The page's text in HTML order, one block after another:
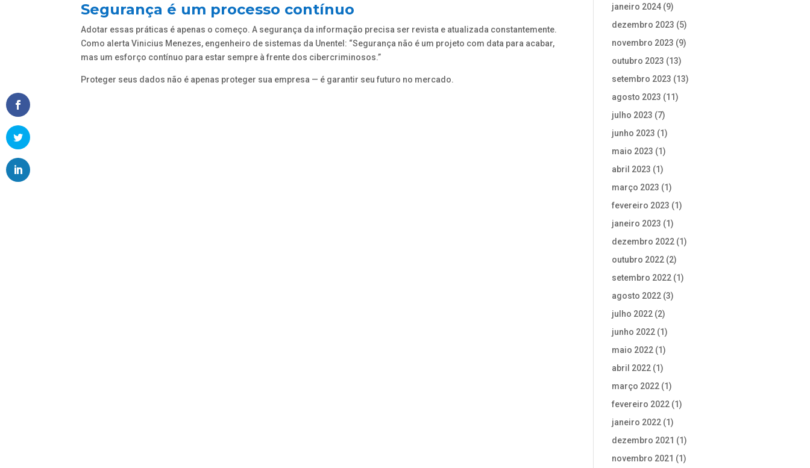
Segurança é um processo contínuo
Adotar essas práticas é apenas o começo. A segurança da informação precisa ser revista e atualizada constantemente.
Como alerta Vinicius Menezes, engenheiro de sistemas da Unentel: “Segurança não é um projeto com data para acabar,
mas um esforço contínuo para estar sempre à frente dos cibercriminosos.”
Proteger seus dados não é apenas proteger sua empresa — é garantir seu futuro no mercado.
janeiro 2024 (9)
dezembro 2023 (5)
novembro 2023 (9)
outubro 2023 (13)
setembro 2023 (13)
agosto 2023 (11)
julho 2023 (7)
junho 2023 (1)
maio 2023 (1)
abril 2023 (1)
março 2023 (1)
fevereiro 2023 (1)
janeiro 2023 (1)
dezembro 2022 (1)
outubro 2022 (2)
setembro 2022 (1)
agosto 2022 (3)
julho 2022 (2)
junho 2022 (1)
maio 2022 (1)
abril 2022 (1)
março 2022 (1)
fevereiro 2022 (1)
janeiro 2022 (1)
dezembro 2021 (1)
novembro 2021 (1)